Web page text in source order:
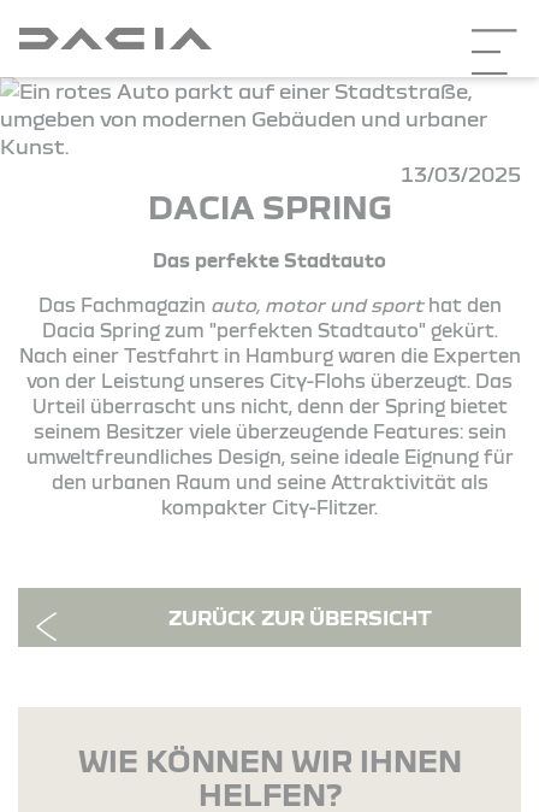
13/03/2025
DACIA SPRING
Das perfekte Stadtauto
Das Fachmagazin auto, motor und sporthat den
Dacia Spring zum "perfekten Stadtauto" gekürt.
Nach einer Testfahrt in Hamburg waren die Experten
von der Leistung unseres City-Flohs überzeugt. Das
Urteil überrascht uns nicht, denn der Spring bietet
seinem Besitzer viele überzeugende Features: sein
umweltfreundliches Design, seine ideale Eignung für
den urbanen Raum und seine Attraktivität als
kompakter City-Flitzer.
ZURÜCK ZUR ÜBERSICHT
WIE KÖNNEN WIR IHNEN
HELFEN?